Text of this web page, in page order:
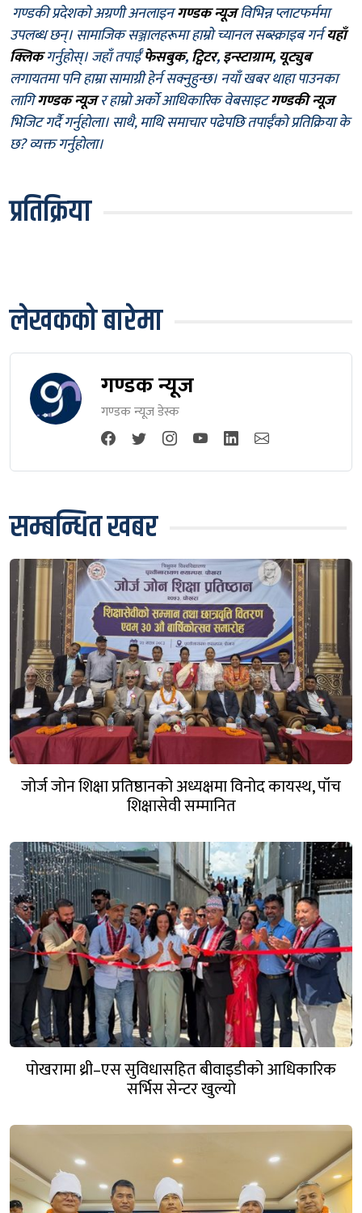
गण्डकी प्रदेशको अग्रणी अनलाइनगण्डक न्यूजविभिन्न प्लाटफर्ममा
उपलब्ध छन्। सामाजिक सञ्जालहरूमा हाम्रो च्यानल सब्स्क्राइब गर्नयहाँ
क्लिकगर्नुहोस्। जहाँ तपाईँफेसबुक,ट्विटर,इन्स्टाग्राम, यूट्युब
लगायतमा पनि हाम्रा सामाग्री हेर्न सक्नुहुन्छ। नयाँ खबर थाहा पाउनका
लागिगण्डक न्यूजर हाम्रो अर्को आधिकारिक वेबसाइटगण्डकी न्यूज
भिजिट गर्दै गर्नुहोला। साथै, माथि समाचार पढेपछि तपाईँको प्रतिक्रिया के
छ? व्यक्त गर्नुहोला।
प्रतिक्रिया
लेखकको बारेमा
गण्डक न्यूज
गण्डक न्यूज डेस्क
सम्बन्धित खबर
जोर्ज जोन शिक्षा प्रतिष्ठानको अध्यक्षमा विनोद कायस्थ, पाँच
शिक्षासेवी सम्मानित
पोखरामा थ्री–एस सुविधासहित बीवाइडीको आधिकारिक
सर्भिस सेन्टर खुल्यो